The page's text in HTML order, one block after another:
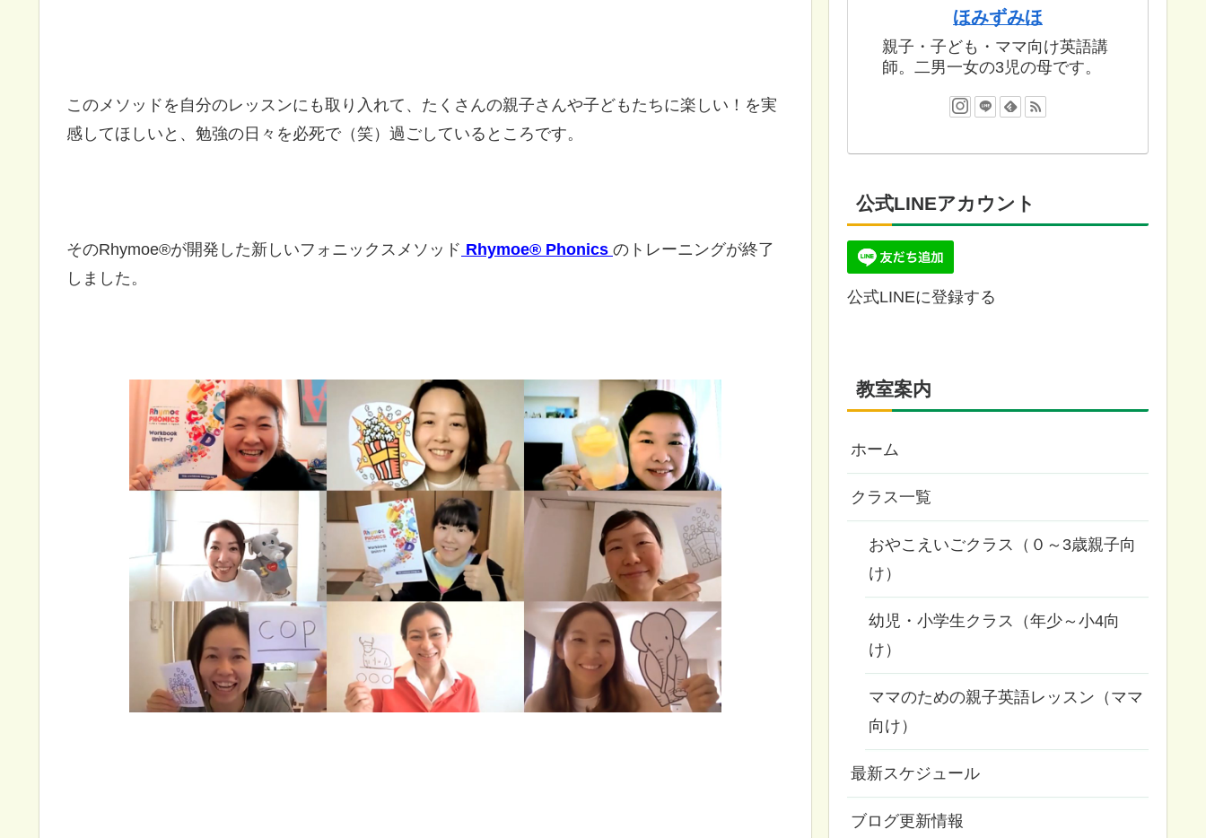
このメソッドを自分のレッスンにも取り入れて、たくさんの親子さんや子どもたちに楽しい！を実
感してほしいと、勉強の日々を必死で（笑）過ごしているところです。
そのRhymoe®が開発した新しいフォニックスメソッド Rhymoe® Phonics のトレーニングが終了
しました。
ほみずみほ
親子・子ども・ママ向け英語講
師。二男一女の3児の母です。
公式LINEアカウント
公式LINEに登録する
教室案内
ホーム
クラス一覧
おやこえいごクラス（０～3歳親子向
け）
幼児・小学生クラス（年少～小4向
け）
ママのための親子英語レッスン（ママ
向け）
最新スケジュール
ブログ更新情報